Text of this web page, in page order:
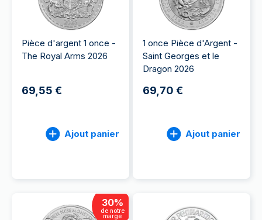
Pièce d'argent 1 once -
The Royal Arms 2026
69,55 €
Ajout panier
1 once Pièce d'Argent -
Saint Georges et le
Dragon 2026
69,70 €
Ajout panier
30%
de notre
marge